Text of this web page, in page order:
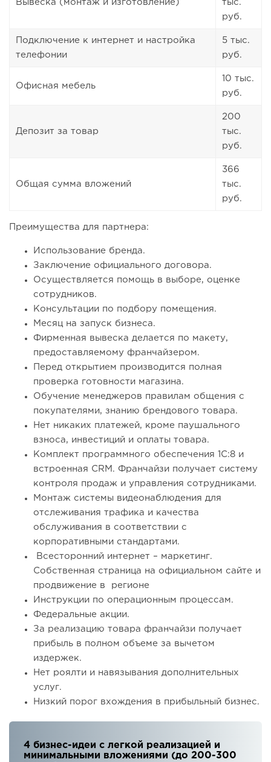
Вывеска (монтаж и изготовление)
тыс.
руб.
Подключение к интернет и настройка
телефонии
5 тыс.
руб.
Офисная мебель
10 тыс.
руб.
Депозит за товар
200
тыс.
руб.
Общая сумма вложений
366
тыс.
руб.
Преимущества для партнера:
Использование бренда.
Заключение официального договора.
Осуществляется помощь в выборе, оценке
сотрудников.
Консультации по подбору помещения.
Месяц на запуск бизнеса.
Фирменная вывеска делается по макету,
предоставляемому франчайзером.
Перед открытием производится полная
проверка готовности магазина.
Обучение менеджеров правилам общения с
покупателями, знанию брендового товара.
Нет никаких платежей, кроме паушального
взноса, инвестиций и оплаты товара.
Комплект программного обеспечения 1С:8 и
встроенная CRM. Франчайзи получает систему
контроля продаж и управления сотрудниками.
Монтаж системы видеонаблюдения для
отслеживания трафика и качества
обслуживания в соответствии с
корпоративными стандартами.
Всесторонний интернет – маркетинг.
Собственная страница на официальном сайте и
продвижение в регионе
Инструкции по операционным процессам.
Федеральные акции.
За реализацию товара франчайзи получает
прибыль в полном объеме за вычетом
издержек.
Нет роялти и навязывания дополнительных
услуг.
Низкий порог вхождения в прибыльный бизнес.
4 бизнес-идеи с легкой реализацией и
минимальными вложениями (до 200-300